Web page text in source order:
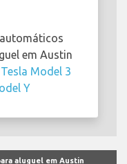
em Austin
Tesla Model 3
Y
aluguel em Austin